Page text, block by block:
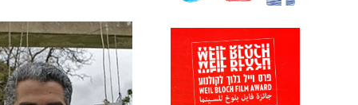
אנטר
כדי
לדלג
לאזור
הבא